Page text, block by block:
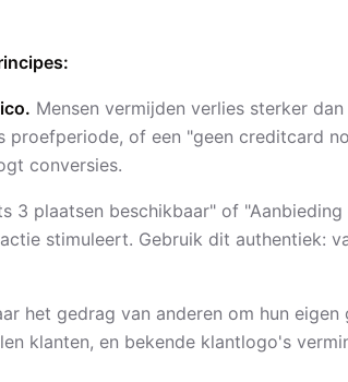
Mensen vermijden verlies sterker
proefperiode, of een "geen creditcard
conversies.
3 plaatsen beschikbaar" of
stimuleert. Gebruik dit authentiek:
het gedrag van anderen om hun eigen
klanten, en bekende klantlogo's